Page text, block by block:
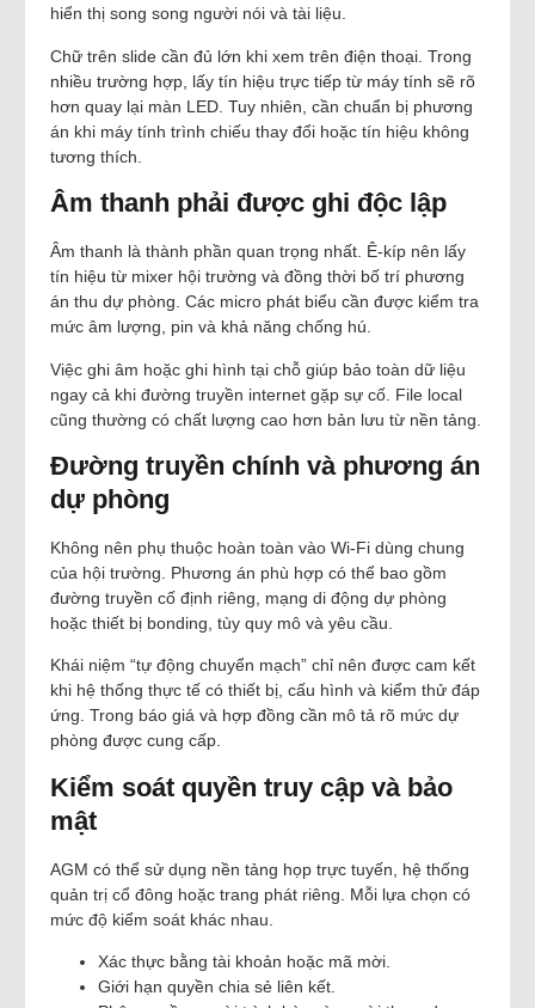
hiển thị song song người nói và tài liệu.
Chữ trên slide cần đủ lớn khi xem trên điện thoại. Trong
nhiều trường hợp, lấy tín hiệu trực tiếp từ máy tính sẽ rõ
hơn quay lại màn LED. Tuy nhiên, cần chuẩn bị phương
án khi máy tính trình chiếu thay đổi hoặc tín hiệu không
tương thích.
Âm thanh phải được ghi độc lập
Âm thanh là thành phần quan trọng nhất. Ê-kíp nên lấy
tín hiệu từ mixer hội trường và đồng thời bố trí phương
án thu dự phòng. Các micro phát biểu cần được kiểm tra
mức âm lượng, pin và khả năng chống hú.
Việc ghi âm hoặc ghi hình tại chỗ giúp bảo toàn dữ liệu
ngay cả khi đường truyền internet gặp sự cố. File local
cũng thường có chất lượng cao hơn bản lưu từ nền tảng.
Đường truyền chính và phương án
dự phòng
Không nên phụ thuộc hoàn toàn vào Wi-Fi dùng chung
của hội trường. Phương án phù hợp có thể bao gồm
đường truyền cố định riêng, mạng di động dự phòng
hoặc thiết bị bonding, tùy quy mô và yêu cầu.
Khái niệm “tự động chuyển mạch” chỉ nên được cam kết
khi hệ thống thực tế có thiết bị, cấu hình và kiểm thử đáp
ứng. Trong báo giá và hợp đồng cần mô tả rõ mức dự
phòng được cung cấp.
Kiểm soát quyền truy cập và bảo
mật
AGM có thể sử dụng nền tảng họp trực tuyến, hệ thống
quản trị cổ đông hoặc trang phát riêng. Mỗi lựa chọn có
mức độ kiểm soát khác nhau.
Xác thực bằng tài khoản hoặc mã mời.
Giới hạn quyền chia sẻ liên kết.